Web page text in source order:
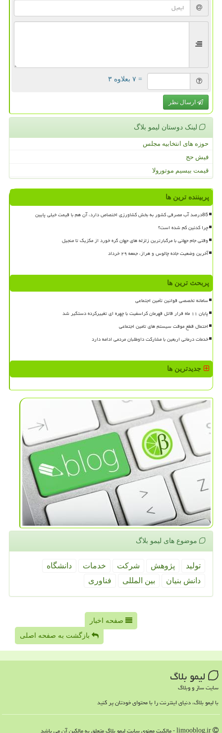
= ۷ بعلاوه ۳
ارسال نظر
لینک دوستان لیمو بلاگ
حوزه های انتخابیه مجلس
فیش حج
قیمت بیسیم موتورولا
پربیننده ترین ها
85درصد آب مصرفی کشور به بخش کشاورزی اختصاص دارد، آن هم با قیمت خیلی پایین
چرا کدئین کم شده است؟
وقتی جام جهانی با مرگبارترین زلزله های جهان گره خورد از مکزیک تا منجیل
آخرین وضعیت جاده چالوس و هراز، جمعه ۲۹ خرداد
پربحث ترین ها
سامانه تخصصی قوانین تأمین اجتماعی
پایان ۱۱ ماه فرار قاتل قهرمان کراسفیت با چهره ای تغییرکرده دستگیر شد
احتمال قطع موقت سیستم های تامین اجتماعی
خدمات درمانی اربعین با مشارکت داوطلبان مردمی ادامه دارد
جدیدترین ها
موضوع های لیمو بلاگ
تولید پژوهش شركت خدمات
دانشگاه
دانش بنیان
بین المللی فناوری
صفحه اخبار
بازگشت به صفحه اصلی
لیمو بلاگ
سایت ساز و وبلاگ
با لیمو بلاگ، دنیای اینترنت را با محتوای خودتان پر کنید